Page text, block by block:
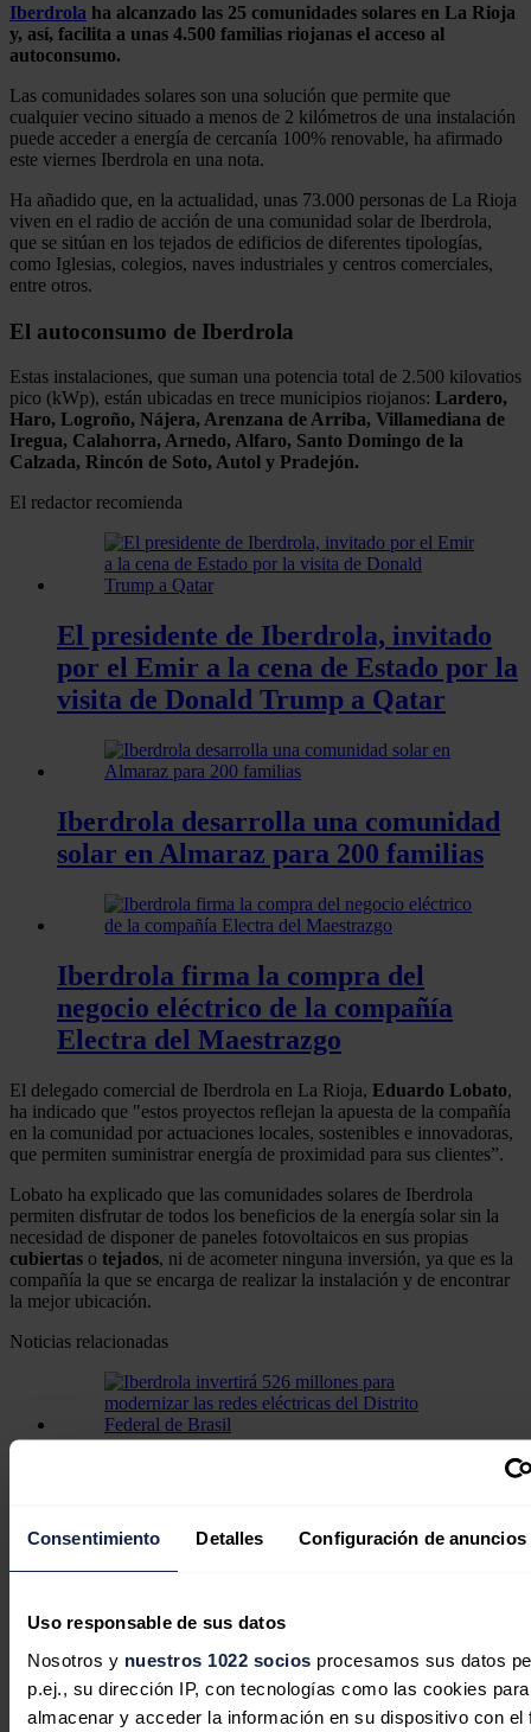
Consentimiento Detalles Configuración de anuncios
Uso responsable de sus datos
Nosotros y nuestros 1022 socios procesamos sus datos
p.ej., su dirección IP, con tecnologías como las cookies para
almacenar y acceder la información en su dispositivo con el
Iberdrola ha alcanzado las 25 comunidades solares en La Rioja
y, así, facilita a unas 4.500 familias riojanas el acceso al
autoconsumo.
Las comunidades solares son una solución que permite que
cualquier vecino situado a menos de 2 kilómetros de una instalación
puede acceder a energía de cercanía 100% renovable, ha afirmado
este viernes Iberdrola en una nota.
Ha añadido que, en la actualidad, unas 73.000 personas de La Rioja
viven en el radio de acción de una comunidad solar de Iberdrola,
que se sitúan en los tejados de edificios de diferentes tipologías,
como Iglesias, colegios, naves industriales y centros comerciales,
entre otros.
El autoconsumo de Iberdrola
Estas instalaciones, que suman una potencia total de 2.500 kilovatios
pico (kWp), están ubicadas en trece municipios riojanos: Lardero,
Haro, Logroño, Nájera, Arenzana de Arriba, Villamediana de
Iregua, Calahorra, Arnedo, Alfaro, Santo Domingo de la
Calzada, Rincón de Soto, Autol y Pradejón.
El redactor recomienda
El presidente de Iberdrola, invitado
por el Emir a la cena de Estado por la
visita de Donald Trump a Qatar
Iberdrola desarrolla una comunidad
solar en Almaraz para 200 familias
Iberdrola firma la compra del
negocio eléctrico de la compañía
Electra del Maestrazgo
El delegado comercial de Iberdrola en La Rioja, Eduardo Lobato,
ha indicado que "estos proyectos reflejan la apuesta de la compañía
en la comunidad por actuaciones locales, sostenibles e innovadoras,
que permiten suministrar energía de proximidad para sus clientes”.
Lobato ha explicado que las comunidades solares de Iberdrola
permiten disfrutar de todos los beneficios de la energía solar sin la
necesidad de disponer de paneles fotovoltaicos en sus propias
cubiertas o tejados, ni de acometer ninguna inversión, ya que es la
compañía la que se encarga de realizar la instalación y de encontrar
la mejor ubicación.
Noticias relacionadas
Iberdrola invertirá 526 millones para
Distrito Federal de Brasil